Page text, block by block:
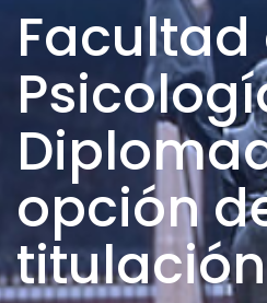
Facultad
opción
titulación